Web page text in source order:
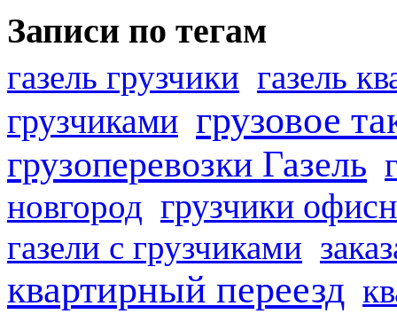
Записи по тегам
газель грузчики газель
грузчиками грузовое
грузоперевозки Газель
новгород грузчики
газели с грузчиками
квартирный переезд